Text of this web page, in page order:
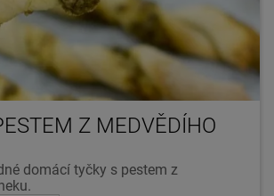
Z MEDVĚDÍHO
domácí tyčky s pestem z